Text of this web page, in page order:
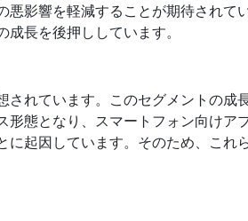
影響を軽減することが期待されて
長を後押ししています。
れています。このセグメントの成
形態となり、スマートフォン向けア
起因しています。そのため、これ